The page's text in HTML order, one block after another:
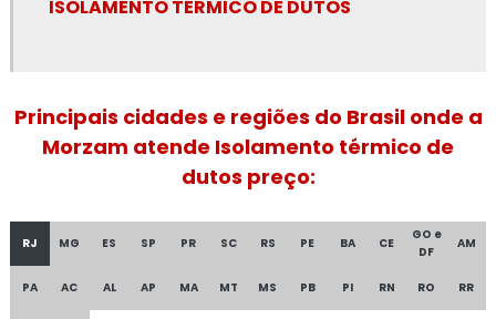
Espuma de poliuretano para isolamento térmico
Fornecedor de isolamento térmico industrial
Isolamento a frio
Isolamento acústico industrial no rj
ISOLAMENTO TÉRMICO DE DUTOS
Principais cidades e regiões do Brasil onde a
Morzam atende Isolamento térmico de
dutos preço:
RJ MG ES SP PR SC RS PE BA CE
GO e
DF
AM
PA AC AL AP MA MT MS PB PI RN RO RR